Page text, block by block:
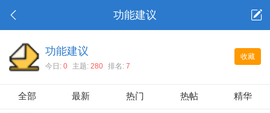
功能建议
收藏
功能建议
今日: 0 主题: 280 排名: 7
全部 最新 热门 热帖 精华